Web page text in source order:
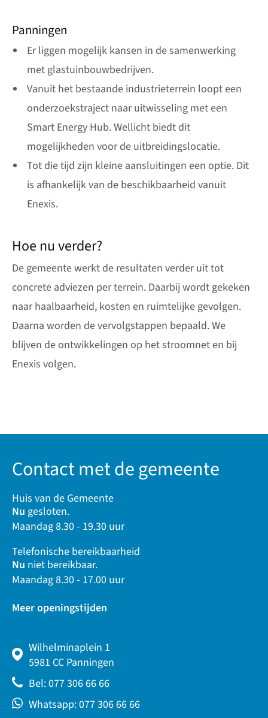
Panningen
Er liggen mogelijk kansen in de samenwerking
met glastuinbouwbedrijven.
Vanuit het bestaande industrieterrein loopt een
onderzoekstraject naar uitwisseling met een
Smart Energy Hub. Wellicht biedt dit
mogelijkheden voor de uitbreidingslocatie.
Tot die tijd zijn kleine aansluitingen een optie. Dit
is afhankelijk van de beschikbaarheid vanuit
Enexis.
Hoe nu verder?
De gemeente werkt de resultaten verder uit tot
concrete adviezen per terrein. Daarbij wordt gekeken
naar haalbaarheid, kosten en ruimtelijke gevolgen.
Daarna worden de vervolgstappen bepaald. We
blijven de ontwikkelingen op het stroomnet en bij
Enexis volgen.
Contact met de gemeente
Huis van de Gemeente
Nu gesloten.
Maandag 8.30 - 19.30 uur
Telefonische bereikbaarheid
Nu niet bereikbaar.
Maandag 8.30 - 17.00 uur
Meer openingstijden
Wilhelminaplein 1
5981 CC Panningen
Bel: 077 306 66 66
Whatsapp: 077 306 66 66